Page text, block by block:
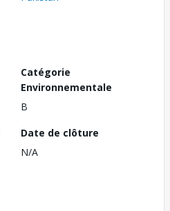
Catégorie
Environnementale
B
Date de clôture
N/A